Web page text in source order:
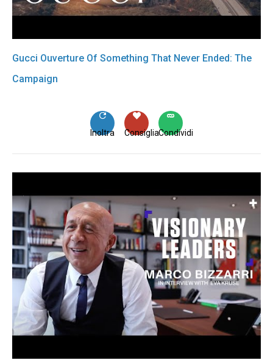
Gucci Ouverture Of Something That Never Ended: The
Campaign
Condividi
Consiglia
Inoltra